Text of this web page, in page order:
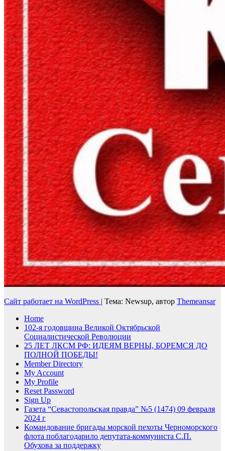
Сайт работает на WordPress | Тема: Newsup, автор Themeansar
Home
102-я годовщина Великой Октябрьской
Социалистической Революции
25 ЛЕТ ЛКСМ РФ: ИДЕЯМ ВЕРНЫ, БОРЕМСЯ ДО
ПОЛНОЙ ПОБЕДЫ!
Member Directory
My Account
My Profile
Reset Password
Sign Up
Газета “Севастопольская правда” №5 (1474) 09 февраля
2024 г
Командование бригады морской пехоты Черноморского
флота поблагодарило депутата-коммуниста С.П.
Обухова за поддержку